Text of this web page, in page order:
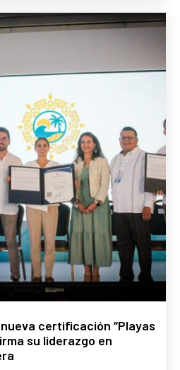
certificación “Playas
su liderazgo en